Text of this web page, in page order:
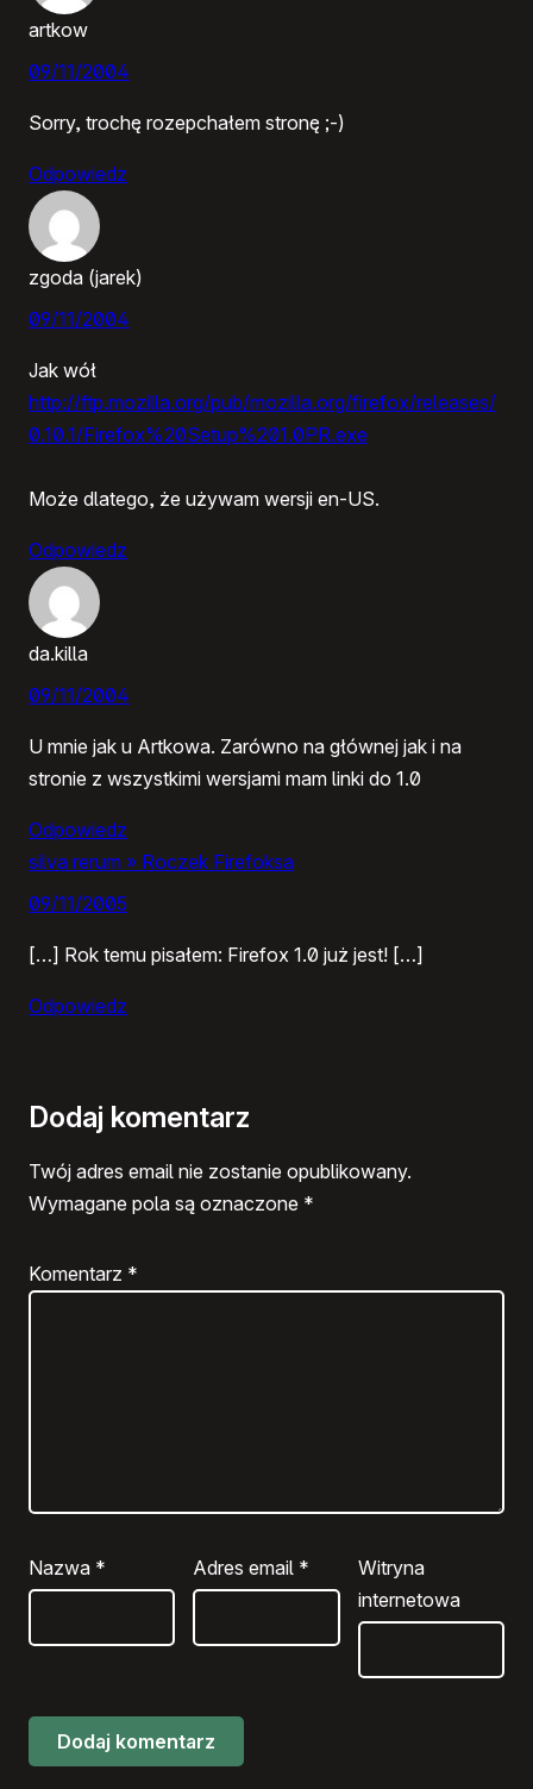
artkow
09/11/2004
Sorry, trochę rozepchałem stronę ;-)
Odpowiedz
zgoda (jarek)
09/11/2004
Jak wół
http://ftp.mozilla.org/pub/mozilla.org/firefox/releases/
0.10.1/Firefox%20Setup%201.0PR.exe
Może dlatego, że używam wersji en-US.
Odpowiedz
da.killa
09/11/2004
U mnie jak u Artkowa. Zarówno na głównej jak i na
stronie z wszystkimi wersjami mam linki do 1.0
Odpowiedz
silva rerum » Roczek Firefoksa
09/11/2005
[…] Rok temu pisałem: Firefox 1.0 już jest! […]
Odpowiedz
Dodaj komentarz
Twój adres email nie zostanie opublikowany.
Wymagane pola są oznaczone *
Komentarz *
Nazwa * Adres email *
Witryna
internetowa